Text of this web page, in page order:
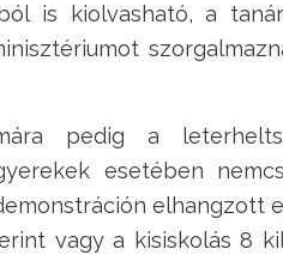
is kiolvasható, a
pedig a
esetében
elhangzott
vagy a kisiskolás 8